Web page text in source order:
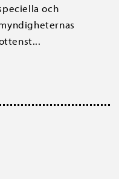
och